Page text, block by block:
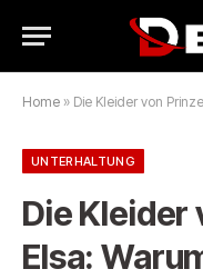
Home » Die Kleider von
UNTERHALTUNG
Die Kleider
Elsa: